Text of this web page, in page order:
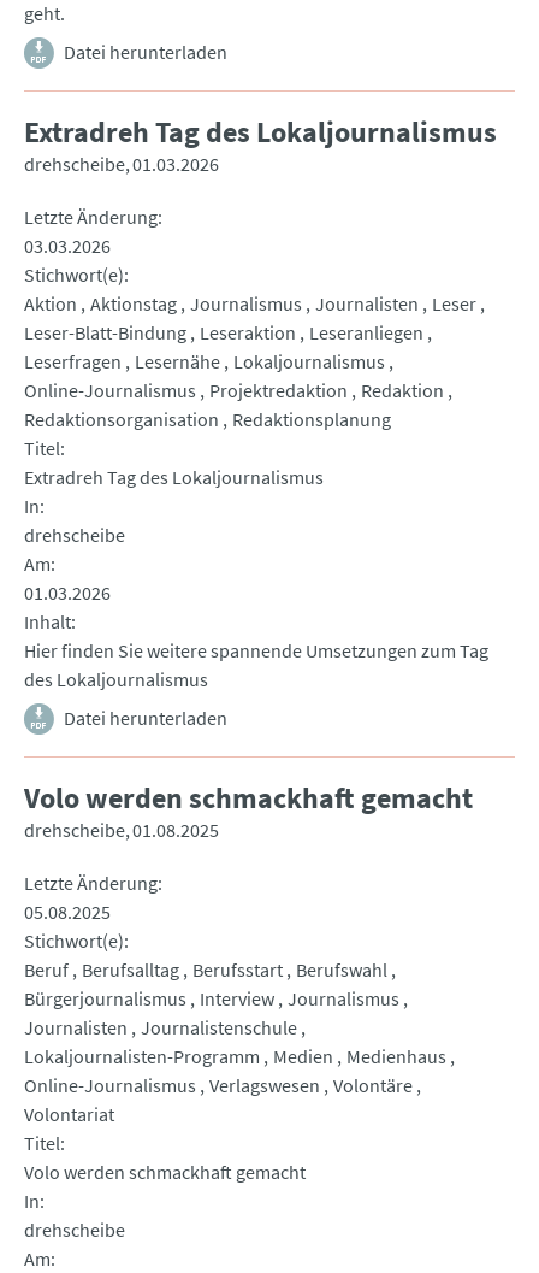
geht.
Datei herunterladen
Extradreh Tag des Lokaljournalismus
drehscheibe 01.03.2026
Letzte Änderung
03.03.2026
Stichwort(e)
Aktion Aktionstag Journalismus Journalisten
Leser
Leser-Blatt-Bindung Leseraktion
Leseranliegen
Leserfragen
Lesernähe Lokaljournalismus
Online-Journalismus
Projektredaktion
Redaktion
Redaktionsorganisation
Redaktionsplanung
Titel
Extradreh Tag des Lokaljournalismus
In
drehscheibe
Am
01.03.2026
Inhalt
Hier finden Sie weitere spannende Umsetzungen zum Tag
des Lokaljournalismus
Datei herunterladen
Volo werden schmackhaft gemacht
drehscheibe 01.08.2025
Letzte Änderung
05.08.2025
Stichwort(e)
Beruf Berufsalltag Berufsstart Berufswahl
Bürgerjournalismus
Interview Journalismus
Journalisten Journalistenschule
Lokaljournalisten-Programm
Medien
Medienhaus
Online-Journalismus Verlagswesen Volontäre
Volontariat
Titel
Volo werden schmackhaft gemacht
In
drehscheibe
Am